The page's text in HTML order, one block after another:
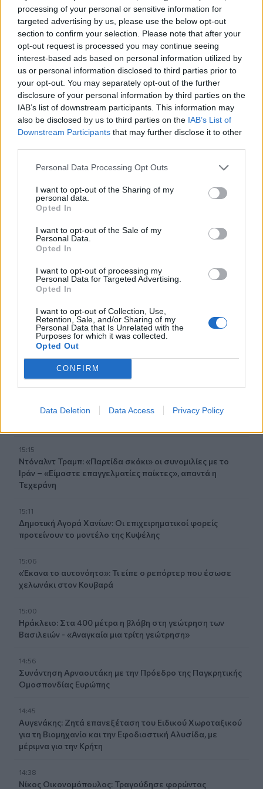
processing of your personal or sensitive information for
targeted advertising by us, please use the below opt-out
section to confirm your selection. Please note that after your
opt-out request is processed you may continue seeing
interest-based ads based on personal information utilized by
us or personal information disclosed to third parties prior to
your opt-out. You may separately opt-out of the further
disclosure of your personal information by third parties on the
IAB’s list of downstream participants. This information may
also be disclosed by us to third parties on the IAB’s List of
Downstream Participants that may further disclose it to other
Personal Data Processing Opt Outs
I want to opt-out of the Sharing of my
personal data.
Opted In
I want to opt-out of the Sale of my
Personal Data.
Opted In
I want to opt-out of processing my
Personal Data for Targeted Advertising.
Opted In
I want to opt-out of Collection, Use,
Retention, Sale, and/or Sharing of my
Personal Data that Is Unrelated with the
Purposes for which it was collected.
Opted Out
CONFIRM
Data Deletion Data Access Privacy Policy
Προηγούμενη σελίδα
Current page
1 Next page
Ροή ειδήσεων Δημοφιλή
16:11
Τεντόγλου: «Είμαι καλά, θα με δείτε στον τελικό...»
16:00
«Αποσπερίδες»
Οι υψηλές θερμοκρασίες εξουθενώνουν τους γύπες-
15:49
τη σέντρα και ο αποκλεισμός του Συλλόγου
Αλατσατιανών!
Συνεδριάζει η Δημοτική Επιτροπή Αγίου Νικολάου
Ζητούν άμεση τοποθέτηση κάδου στο νεκροταφείο των
Μίλτος Τεντόγλου: “Πέταξε'” για τον μεγάλο τελικό του
15:15
Ντόναλντ Τραμπ: «Παρτίδα σκάκι» οι συνομιλίες με το
Ιράν – «Είμαστε επαγγελματίες παίκτες», απαντά η
Τεχεράνη
15:11
Δημοτική Αγορά Χανίων: Οι επιχειρηματικοί φορείς
προτείνουν το μοντέλο της Κυψέλης
15:06
«Έκανα το αυτονόητο»: Τι είπε ο ρεπόρτερ που έσωσε
χελωνάκι στον Κουβαρά
15:00
Ηράκλειο: Στα 400 μέτρα η βλάβη στη γεώτρηση των
Βασιλειών - «Αναγκαία μια τρίτη γεώτρηση»
14:56
Συνάντηση Αρναουτάκη με την Πρόεδρο της Παγκρητικής
Ομοσπονδίας Ευρώπης
14:45
Αυγενάκης: Ζητά επανεξέταση του Ειδικού Χωροταξικού
για τη Βιομηχανία και την Εφοδιαστική Αλυσίδα, με
μέριμνα για την Κρήτη
14:38
Νίκος Οικονομόπουλος: Τραγούδησε φορώντας